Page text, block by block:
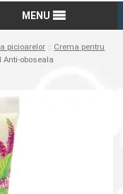
MENU
picioarelor
Crema pentru
Anti-oboseala